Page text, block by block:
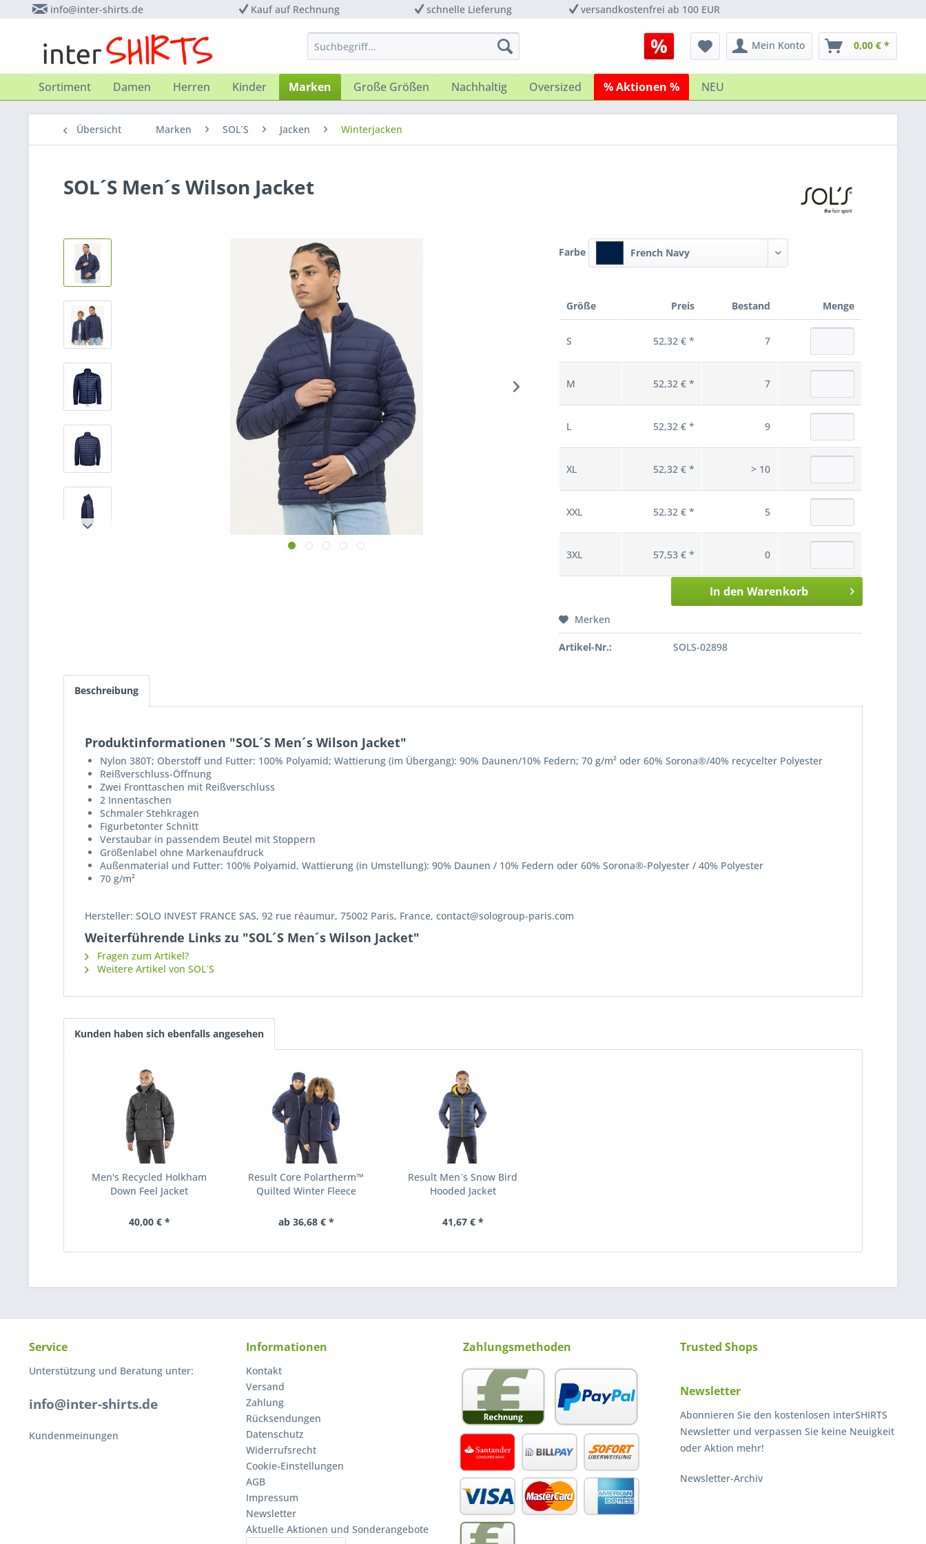
info@inter-shirts.de Kauf auf Rechnung schnelle Lieferung versandkostenfrei ab 100 EUR
Mein Konto 0,00 € *
Sortiment Damen Herren Kinder Marken Große Größen Nachhaltig Oversized % Aktionen % NEU
Übersicht Marken SOL´S Jacken Winterjacken
SOL´S Men´s Wilson Jacket
Farbe French Navy
Größe Preis Bestand Menge
S 52,32 € * 7
M 52,32 € * 7
L 52,32 € * 9
XL 52,32 € * > 10
XXL 52,32 € * 5
3XL 57,53 € * 0
In den Warenkorb
Merken
Artikel-Nr.: SOLS-02898
Beschreibung
Produktinformationen "SOL´S Men´s Wilson Jacket"
Nylon 380T; Oberstoff und Futter: 100% Polyamid; Wattierung (im Übergang): 90% Daunen/10% Federn; 70 g/m² oder 60% Sorona®/40% recycelter Polyester
Reißverschluss-Öffnung
Zwei Fronttaschen mit Reißverschluss
2 Innentaschen
Schmaler Stehkragen
Figurbetonter Schnitt
Verstaubar in passendem Beutel mit Stoppern
Größenlabel ohne Markenaufdruck
Außenmaterial und Futter: 100% Polyamid, Wattierung (in Umstellung): 90% Daunen / 10% Federn oder 60% Sorona®-Polyester / 40% Polyester
70 g/m²
Hersteller: SOLO INVEST FRANCE SAS, 92 rue réaumur, 75002 Paris, France, contact@sologroup-paris.com
Weiterführende Links zu "SOL´S Men´s Wilson Jacket"
Fragen zum Artikel?
Weitere Artikel von SOL´S
Kunden haben sich ebenfalls angesehen
Men's Recycled Holkham
Down Feel Jacket
40,00 € *
Result Core Polartherm™
Quilted Winter Fleece
ab 36,68 € *
Result Men´s Snow Bird
Hooded Jacket
41,67 € *
Service
Unterstützung und Beratung unter:
info@inter-shirts.de
Kundenmeinungen
Informationen
Kontakt
Versand
Zahlung
Rücksendungen
Datenschutz
Widerrufsrecht
Cookie-Einstellungen
AGB
Impressum
Newsletter
Aktuelle Aktionen und Sonderangebote
Zahlungsmethoden Trusted Shops
Newsletter
Abonnieren Sie den kostenlosen interSHIRTS
Newsletter und verpassen Sie keine Neuigkeit
oder Aktion mehr!
Newsletter-Archiv